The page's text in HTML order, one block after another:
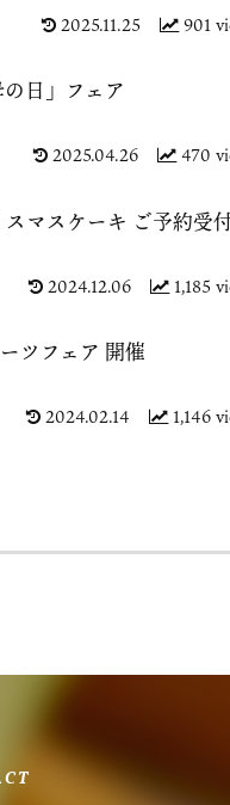
901
2025.11.25
日」フェア
470
2025.04.26
マスケーキ ご予約受
1,185
2024.12.06
ツフェア 開催
1,146
2024.02.14